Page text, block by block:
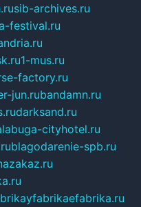
sib-archives.ru
festival.ru
1-mus.ru
factory.ru
jun.rubandamn.ru
darksand.ru
cityhotel.ru
blagodarenie-spb.ru